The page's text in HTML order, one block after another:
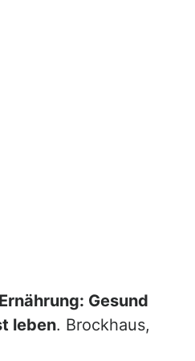
Gesund
leben. Brockhaus,